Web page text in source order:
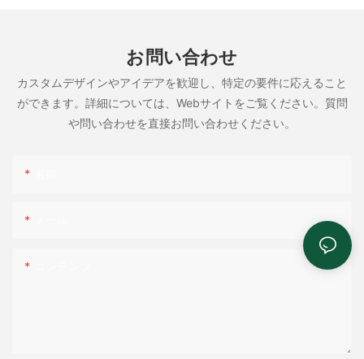
お問い合わせ
カスタムデザインやアイデアを歓迎し、特定の要件に応えること
ができます。詳細については、Webサイトをご覧ください。質問
や問い合わせを直接お問い合わせください。